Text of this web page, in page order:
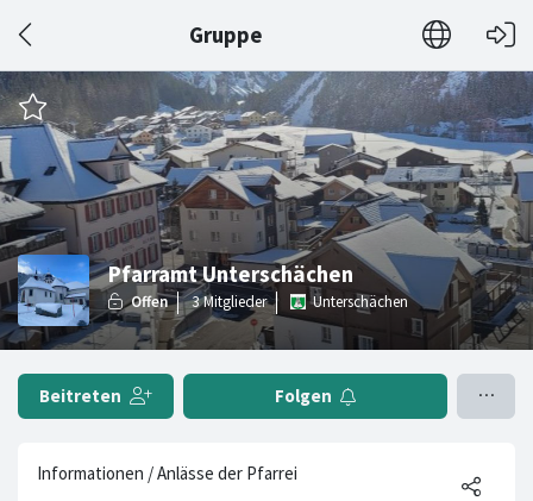
Gruppe
Pfarramt Unterschächen
Unterschächen
Beitreten Folgen
Informationen / Anlässe der Pfarrei